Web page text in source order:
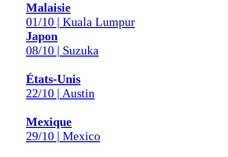
Malaisie
01/10 | Kuala Lumpur
Japon
08/10 | Suzuka
États-Unis
22/10 | Austin
Mexique
29/10 | Mexico